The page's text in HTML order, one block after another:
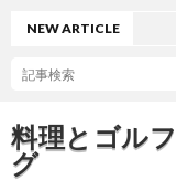
料理とゴル
グ
NEW ARTICLE